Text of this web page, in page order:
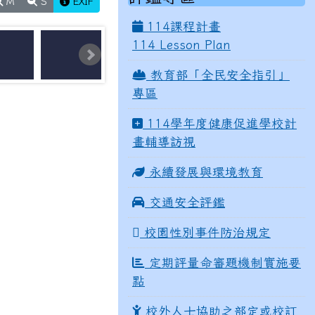
114課程計畫
114 Lesson Plan
教育部「全民安全指引」
專區
114學年度健康促進學校計
畫輔導訪視
永續發展與環境教育
交通安全評鑑
校園性別事件防治規定
定期評量命審題機制實施要
點
校外人士協助之部定或校訂